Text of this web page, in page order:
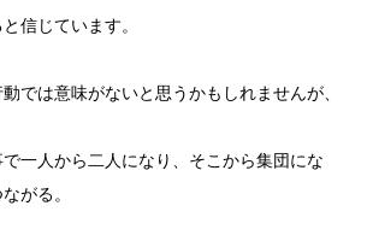
信じています。
では意味がないと思うかもしれませんが、
一人から二人になり、そこから集団にな
がる。